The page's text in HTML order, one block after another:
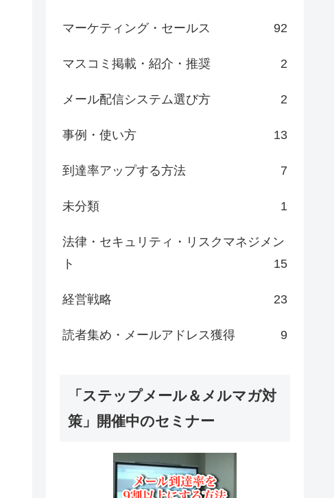
マーケティング・セールス 92
マスコミ掲載・紹介・推奨 2
メール配信システム選び方 2
事例・使い方 13
到達率アップする方法 7
未分類 1
法律・セキュリティ・リスクマネジメン
ト
15
経営戦略 23
読者集め・メールアドレス獲得 9
「ステップメール＆メルマガ対
策」開催中のセミナー